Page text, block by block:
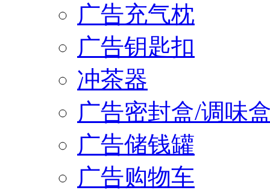
广告充气枕
广告钥匙扣
冲茶器
广告密封盒/调味
广告储钱罐
广告购物车